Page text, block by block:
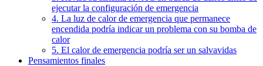
ejecutar la configuración de emergencia
4. La luz de calor de emergencia que permanece
encendida podría indicar un problema con su bomba de
calor
5. El calor de emergencia podría ser un salvavidas
Pensamientos finales